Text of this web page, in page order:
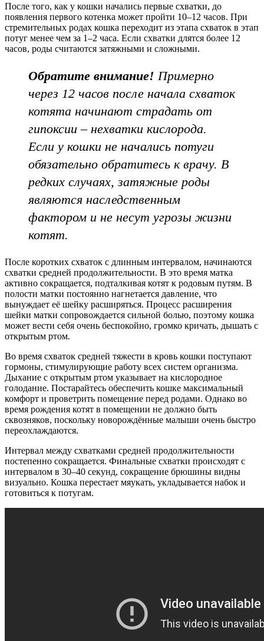
После того, как у кошки начались первые схватки, до
появления первого котенка может пройти 10–12 часов. При
стремительных родах кошка переходит из этапа схваток в этап
потуг менее чем за 1–2 часа. Если схватки длятся более 12
часов, роды считаются затяжными и сложными.
Обратите внимание! Примерно
через 12 часов после начала схваток
котята начинают страдать от
гипоксии – нехватки кислорода.
Если у кошки не начались потуги
обязательно обратитесь к врачу. В
редких случаях, затяжные роды
являются наследственным
фактором и не несут угрозы жизни
котят.
После коротких схваток с длинным интервалом, начинаются
схватки средней продолжительности. В это время матка
активно сокращается, подталкивая котят к родовым путям. В
полости матки постоянно нагнетается давление, что
вынуждает её шейку расширяться. Процесс расширения
шейки матки сопровождается сильной болью, поэтому кошка
может вести себя очень беспокойно, громко кричать, дышать с
открытым ртом.
Во время схваток средней тяжести в кровь кошки поступают
гормоны, стимулирующие работу всех систем организма.
Дыхание с открытым ртом указывает на кислородное
голодание. Постарайтесь обеспечить кошке максимальный
комфорт и проветрить помещение перед родами. Однако во
время рождения котят в помещении не должно быть
сквозняков, поскольку новорождённые малыши очень быстро
переохлаждаются.
Интервал между схватками средней продолжительности
постепенно сокращается. Финальные схватки происходят с
интервалом в 30–40 секунд, сокращение брюшины видны
визуально. Кошка перестает мяукать, укладывается набок и
готовиться к потугам.